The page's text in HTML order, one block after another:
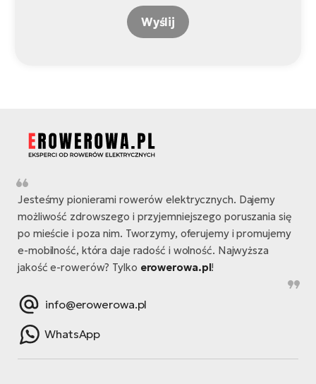
Wyślij
Jesteśmy pionierami rowerów elektrycznych. Dajemy
możliwość zdrowszego i przyjemniejszego poruszania się
po mieście i poza nim. Tworzymy, oferujemy i promujemy
e-mobilność, która daje radość i wolność. Najwyższa
jakość e-rowerów? Tylko erowerowa.pl!
info@erowerowa.pl
WhatsApp